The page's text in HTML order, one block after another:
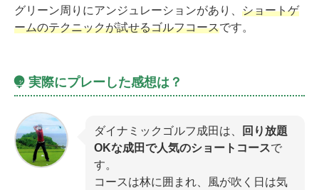
グリーン周りにアンジュレーションがあり、 ショートゲ
ームのテクニックが試せるゴルフコースです。
実際にプレーした感想は？
ダイナミックゴルフ成田は、
回り放題
OKな成田で人気のショートコースで
す。
コースは林に囲まれ、風が吹く日は気